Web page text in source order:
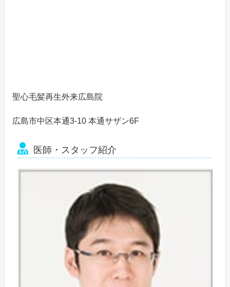
聖心毛髪再生外来広島院
広島市中区本通3-10 本通サザン6F
医師・スタッフ紹介